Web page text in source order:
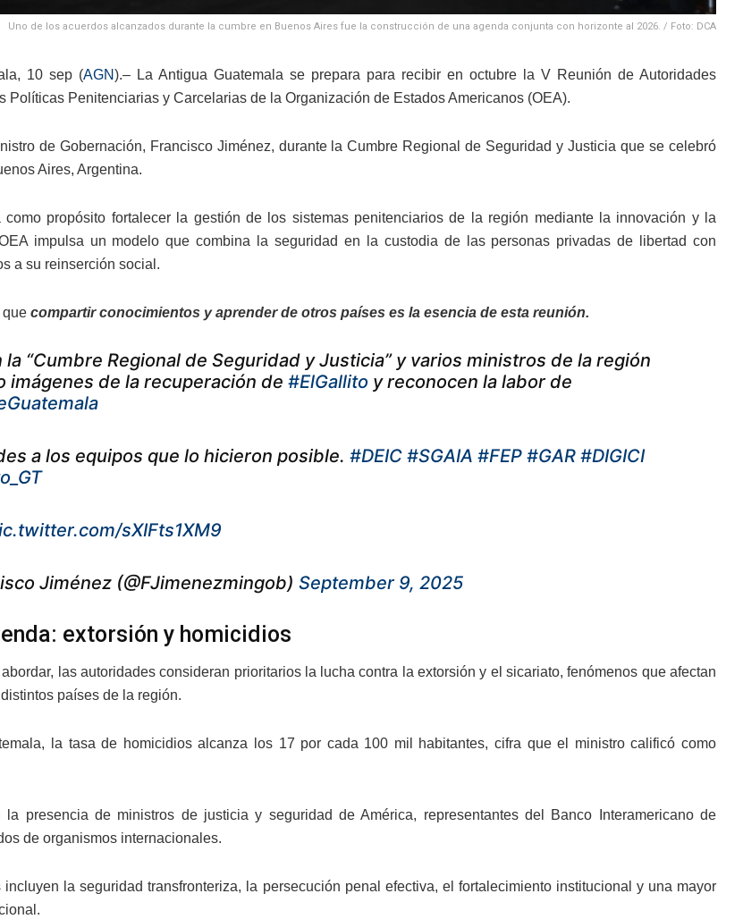
Uno de los acuerdos alcanzados durante la cumbre en Buenos Aires fue la construcción de una agenda conjunta con horizonte al 2026. / Foto: DCA
10 sep (AGN).– La Antigua Guatemala se prepara para recibir en octubre la V Reunión de Autoridades
Políticas Penitenciarias y Carcelarias de la Organización de Estados Americanos (OEA).
de Gobernación, Francisco Jiménez, durante la Cumbre Regional de Seguridad y Justicia que se celebró
Aires, Argentina.
como propósito fortalecer la gestión de los sistemas penitenciarios de la región mediante la innovación y la
impulsa un modelo que combina la seguridad en la custodia de las personas privadas de libertad con
a su reinserción social.
que compartir conocimientos y aprender de otros países es la esencia de esta reunión.
la “Cumbre Regional de Seguridad y Justicia” y varios ministros de la región
imágenes de la recuperación de #ElGallito y reconocen la labor de
a los equipos que lo hicieron posible. #DEIC #SGAIA #FEP #GAR #DIGICI
sXIFts1XM9
Jiménez (@FJimenezmingob) September 9, 2025
extorsión y homicidios
las autoridades consideran prioritarios la lucha contra la extorsión y el sicariato, fenómenos que afectan
países de la región.
la tasa de homicidios alcanza los 17 por cada 100 mil habitantes, cifra que el ministro calificó como
la presencia de ministros de justicia y seguridad de América, representantes del Banco Interamericano de
de organismos internacionales.
incluyen la seguridad transfronteriza, la persecución penal efectiva, el fortalecimiento institucional y una mayor